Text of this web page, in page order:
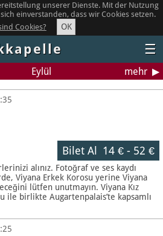
unserer Dienste. Mit der Nutzung
einverstanden, dass wir Cookies setzen.
Cookies?
OK
☰
Eylül mehr
Bilet Al 14 €- 52 €
alınız. Fotoğraf ve ses kaydı
Viyana Erkek Korosu yerine Viyana
lütfen unutmayın. Viyana Kız
ile birlikte Augartenpalais’te kapsamlı